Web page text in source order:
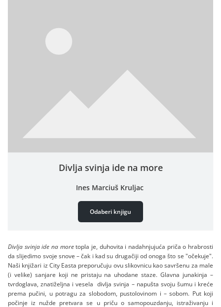
Divlja svinja ide na more
Ines Marciuš Kruljac
Odaberi knjigu
Divlja svinja ide na moretopla je, duhovita i nadahnjujuća priča o hrabrosti
da slijedimo svoje snove – čak i kad su drugačiji od onoga što se "očekuje".
Naši knjižari iz City Easta preporučuju ovu slikovnicu kao savršenu za male
(i velike) sanjare koji ne pristaju na uhodane staze. Glavna junakinja –
tvrdoglava, znatiželjna i vesela divlja svinja – napušta svoju šumu i kreće
prema pučini, u potragu za slobodom, pustolovinom i – sobom. Put koji
počinje iz nužde pretvara se u priču o samopouzdanju, istraživanju i